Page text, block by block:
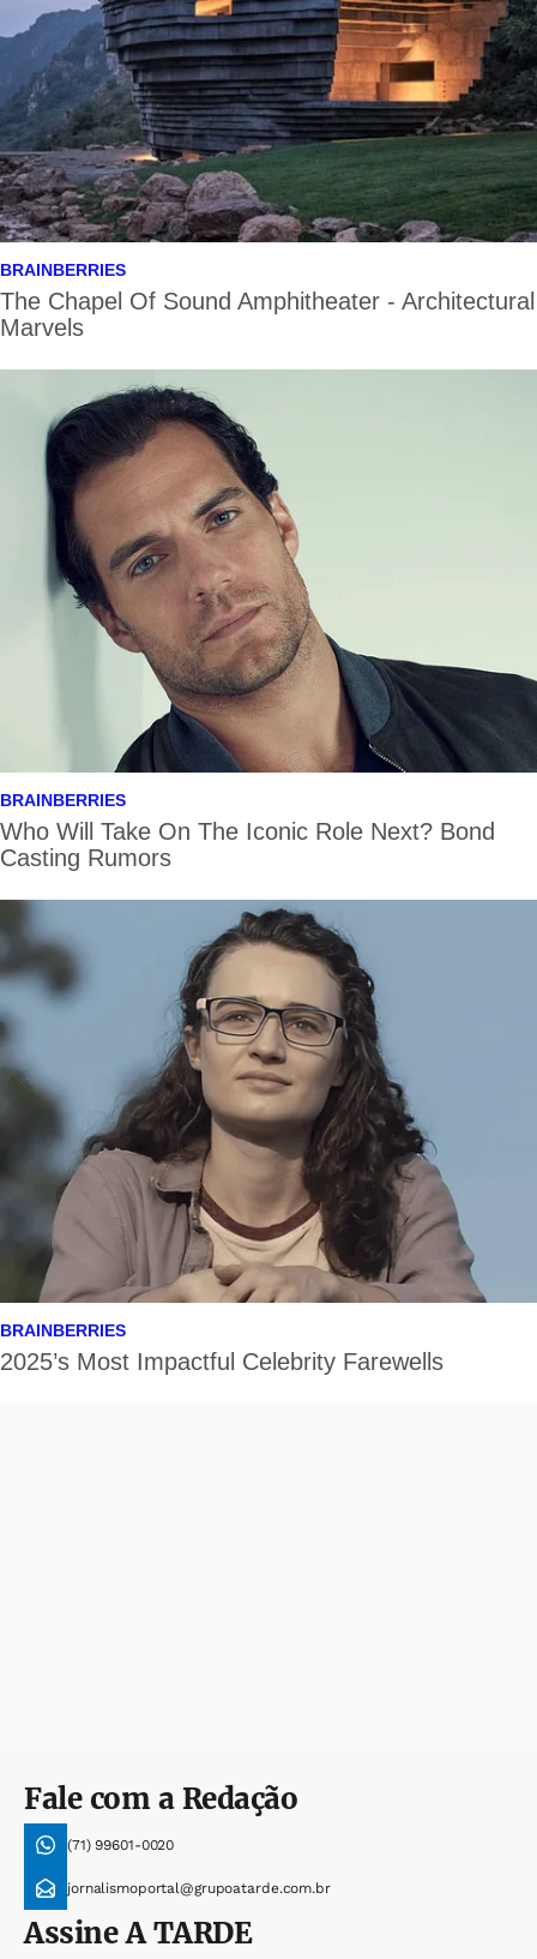
Fale com a Redação
(71) 99601-0020
jornalismoportal@grupoatarde.com.br
AssineA TARDE